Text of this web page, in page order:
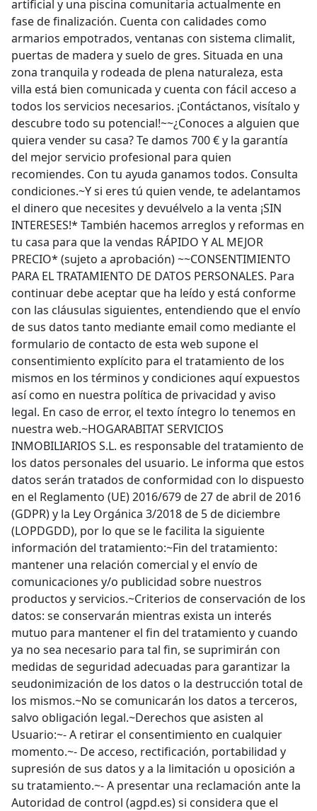
artificial y una piscina comunitaria actualmente en
fase de finalización. Cuenta con calidades como
armarios empotrados, ventanas con sistema climalit,
puertas de madera y suelo de gres. Situada en una
zona tranquila y rodeada de plena naturaleza, esta
villa está bien comunicada y cuenta con fácil acceso a
todos los servicios necesarios. ¡Contáctanos, visítalo y
descubre todo su potencial!~~¿Conoces a alguien que
quiera vender su casa? Te damos 700 € y la garantía
del mejor servicio profesional para quien
recomiendes. Con tu ayuda ganamos todos. Consulta
condiciones.~Y si eres tú quien vende, te adelantamos
el dinero que necesites y devuélvelo a la venta ¡SIN
INTERESES!* También hacemos arreglos y reformas en
tu casa para que la vendas RÁPIDO Y AL MEJOR
PRECIO* (sujeto a aprobación) ~~CONSENTIMIENTO
PARA EL TRATAMIENTO DE DATOS PERSONALES. Para
continuar debe aceptar que ha leído y está conforme
con las cláusulas siguientes, entendiendo que el envío
de sus datos tanto mediante email como mediante el
formulario de contacto de esta web supone el
consentimiento explícito para el tratamiento de los
mismos en los términos y condiciones aquí expuestos
así como en nuestra política de privacidad y aviso
legal. En caso de error, el texto íntegro lo tenemos en
nuestra web.~HOGARABITAT SERVICIOS
INMOBILIARIOS S.L. es responsable del tratamiento de
los datos personales del usuario. Le informa que estos
datos serán tratados de conformidad con lo dispuesto
en el Reglamento (UE) 2016/679 de 27 de abril de 2016
(GDPR) y la Ley Orgánica 3/2018 de 5 de diciembre
(LOPDGDD), por lo que se le facilita la siguiente
información del tratamiento:~Fin del tratamiento:
mantener una relación comercial y el envío de
comunicaciones y/o publicidad sobre nuestros
productos y servicios.~Criterios de conservación de los
datos: se conservarán mientras exista un interés
mutuo para mantener el fin del tratamiento y cuando
ya no sea necesario para tal fin, se suprimirán con
medidas de seguridad adecuadas para garantizar la
seudonimización de los datos o la destrucción total de
los mismos.~No se comunicarán los datos a terceros,
salvo obligación legal.~Derechos que asisten al
Usuario:~- A retirar el consentimiento en cualquier
momento.~- De acceso, rectificación, portabilidad y
supresión de sus datos y a la limitación u oposición a
su tratamiento.~- A presentar una reclamación ante la
Autoridad de control (agpd.es) si considera que el